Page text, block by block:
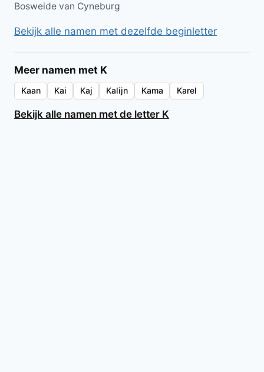
Bosweide van Cyneburg
Bekijk alle namen met dezelfde beginletter
Meer namen met K
Kaan Kai Kaj Kalijn Kama Karel
Bekijk alle namen met de letter K